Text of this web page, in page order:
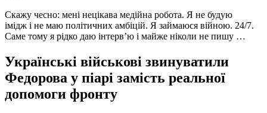
Скажу чесно: мені нецікава медійна робота. Я не будую
імідж і не маю політичних амбіцій. Я займаюся війною. 24/7.
Саме тому я рідко даю інтерв’ю і майже ніколи не пишу …
Українські військові звинуватили
Федорова у піарі замість реальної
допомоги фронту